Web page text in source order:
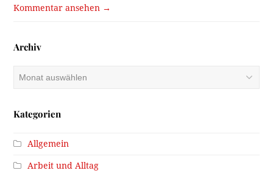
Kommentar ansehen →
Archiv
Archiv
Kategorien
Allgemein
Arbeit und Alltag